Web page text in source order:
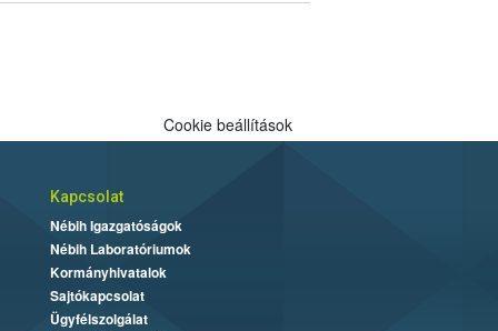
Cookie beállítások
Kapcsolat
Nébih Igazgatóságok
Nébih Laboratóriumok
Kormányhivatalok
Sajtókapcsolat
Ügyfélszolgálat